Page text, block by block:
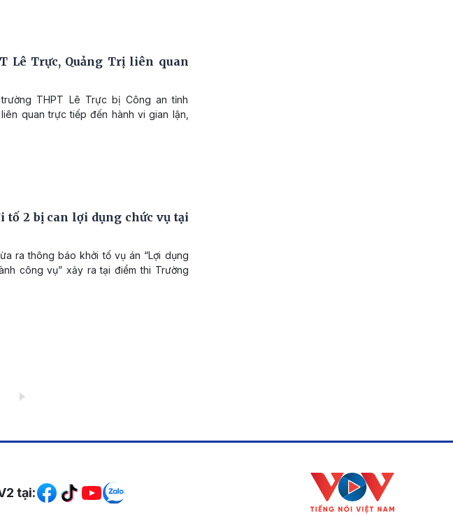
Lê Trực, Quảng Trị liên quan
THPT Lê Trực bị Công an tỉnh
quan trực tiếp đến hành vi gian lận,
tố 2 bị can lợi dụng chức vụ tại
ra thông báo khởi tố vụ án “Lợi dụng
công vụ” xảy ra tại điểm thi Trường
hội
tại: